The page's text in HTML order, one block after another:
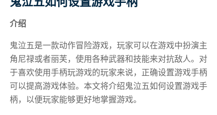
介绍
鬼泣五是一款动作冒险游戏，玩家可以在游戏中扮演主
角尼禄或者丽芙，使用各种武器和技能来对抗敌人。对
于喜欢使用手柄玩游戏的玩家来说，正确设置游戏手柄
可以提高游戏体验。本文将介绍鬼泣五如何设置游戏手
柄，以便玩家能够更好地掌握游戏。